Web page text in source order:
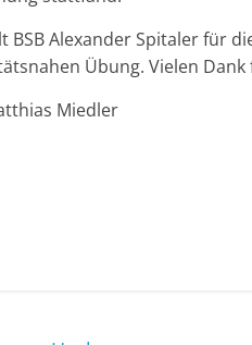
BSB Alexander Spitaler für
Übung. Vielen
Miedler